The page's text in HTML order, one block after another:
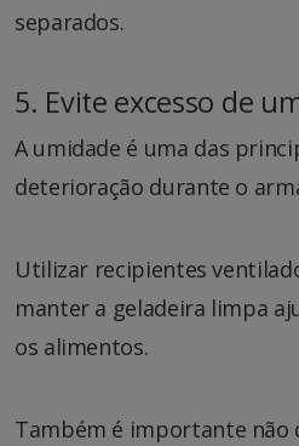
separados.
5. Evite excesso de
A umidade é uma das
deterioração durante o
Utilizar recipientes
manter a geladeira limpa
os alimentos.
Também é importante não